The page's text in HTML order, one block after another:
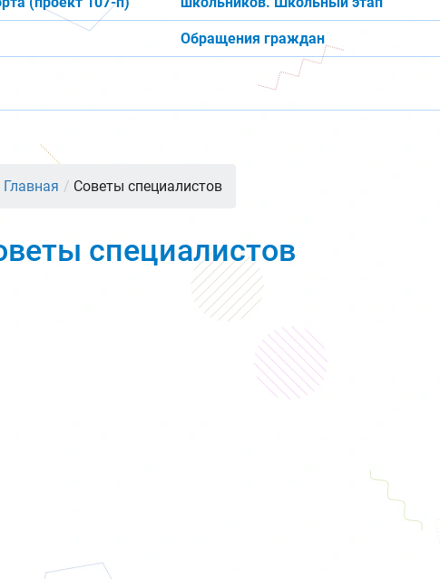
Обращения граждан
Главная / Советы специалистов
специалистов